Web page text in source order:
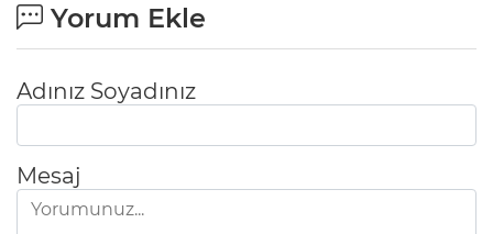
Yorum Ekle
Adınız Soyadınız
Mesaj